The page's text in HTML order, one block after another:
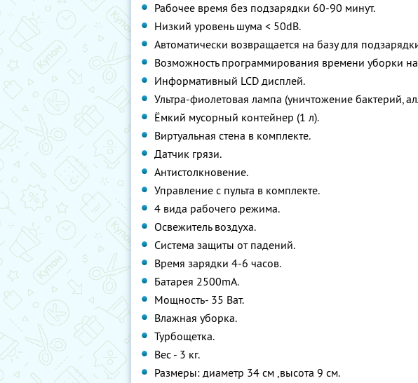
Рабочее время без подзарядки 60-90 минут.
Низкий уровень шума < 50dB.
Автоматически возвращается на базу для
Возможность программирования времени уборки
Информативный LCD дисплей.
Ультра-фиолетовая лампа (уничтожение бактерий,
Ёмкий мусорный контейнер (1 л).
Виртуальная стена в комплекте.
Датчик грязи.
Антистолкновение.
Управление с пульта в комплекте.
4 вида рабочего режима.
Освежитель воздуха.
Система защиты от падений.
Время зарядки 4-6 часов.
Батарея 2500mA.
Мощность- 35 Ват.
Влажная уборка.
Турбощетка.
Вес - 3 кг.
Размеры: диаметр 34 см ,высота 9 см.